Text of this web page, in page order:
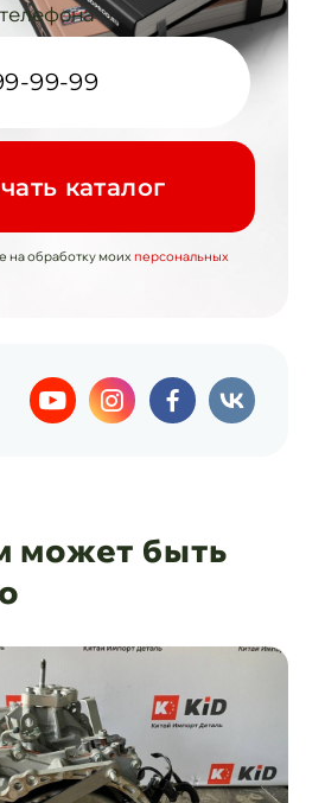
каталог
на обработку моих персональных
может быть